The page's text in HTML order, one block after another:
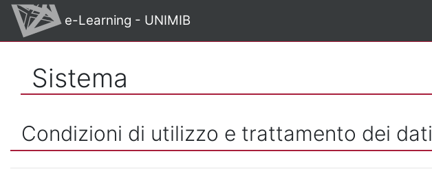
Vai al contenuto principale
e-Learning - UNIMIB
Sistema
Condizioni di utilizzo e trattamento dei dati